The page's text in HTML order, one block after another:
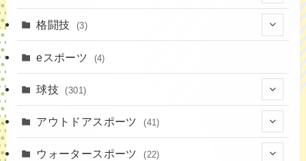
(16)
(37)
格闘技 (3)
(3)
eスポーツ (4)
球技 (301)
(20)
アウトドアスポーツ (41)
(4)
ウォータースポーツ (22)